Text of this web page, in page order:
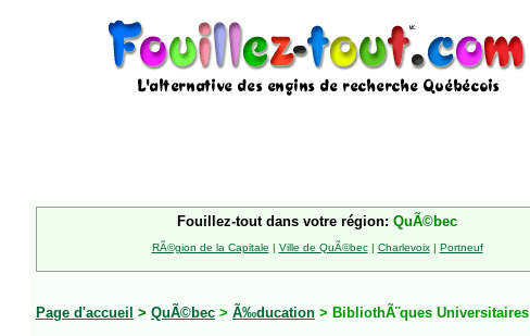
Fouillez-tout dans votre région: QuÃ©bec
RÃ©gion de la Capitale | Ville de QuÃ©bec| Charlevoix| Portneuf
Page d'accueil > QuÃ©bec > Ã‰ducation > BibliothÃ¨ques Universitaires